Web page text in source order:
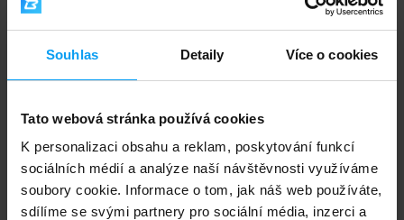
Souhlas Detaily Více o cookies
Tato webová stránka používá cookies
K personalizaci obsahu a reklam, poskytování funkcí
sociálních médií a analýze naší návštěvnosti využíváme
soubory cookie. Informace o tom, jak náš web používáte,
sdílíme se svými partnery pro sociální média, inzerci a
Amix
469Kč 587Kč
Rychlé doručení